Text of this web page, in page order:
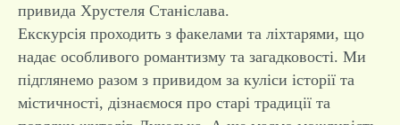
привида Хрустеля Станіслава.
Екскурсія проходить з факелами та ліхтарями, що
надає особливого романтизму та загадковості. Ми
підглянемо разом з привидом за куліси історії та
містичності, дізнаємося про старі традиції та